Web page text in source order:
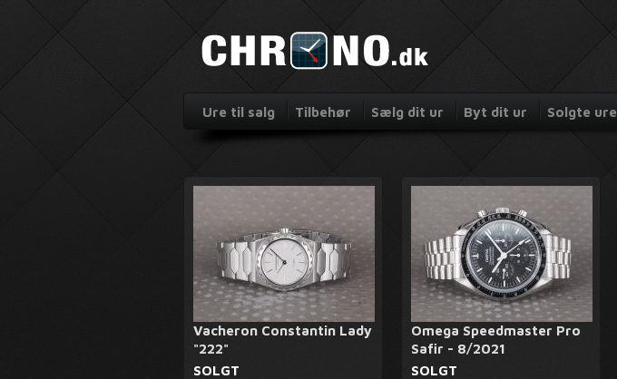
Ure til salg Tilbehør Sælg dit ur Byt dit ur Solgte ure
Vacheron Constantin Lady
"222"
SOLGT
Omega Speedmaster Pro
Safir - 8/2021
SOLGT